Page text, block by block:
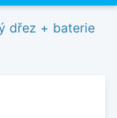
dřez + baterie